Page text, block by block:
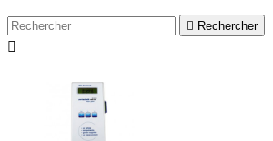
 Rechercher
